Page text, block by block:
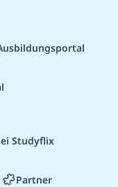
Studyflix
Partner